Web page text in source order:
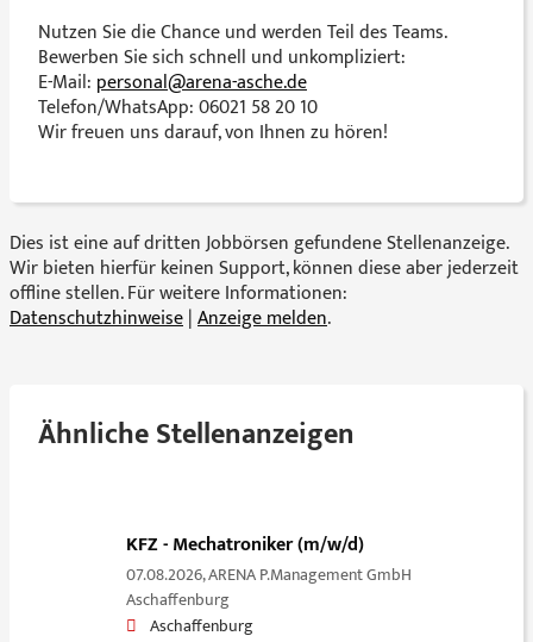
Nutzen Sie die Chance und werden Teil des Teams.
Bewerben Sie sich schnell und unkompliziert:
E-Mail: personal@arena-asche.de
Telefon/WhatsApp: 06021 58 20 10
Wir freuen uns darauf, von Ihnen zu hören!
Dies ist eine auf dritten Jobbörsen gefundene Stellenanzeige.
Wir bieten hierfür keinen Support, können diese aber jederzeit
offline stellen. Für weitere Informationen:
Datenschutzhinweise|Anzeige melden.
Ähnliche Stellenanzeigen
KFZ - Mechatroniker (m/w/d)
07.08.2026,ARENA P.Management GmbH
Aschaffenburg
Aschaffenburg